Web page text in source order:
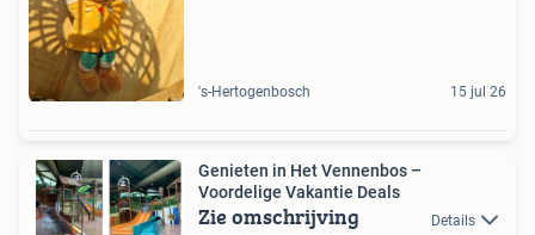
's-Hertogenbosch 15 jul 26
Genieten in Het Vennenbos –
Voordelige Vakantie Deals
Zie omschrijving Details